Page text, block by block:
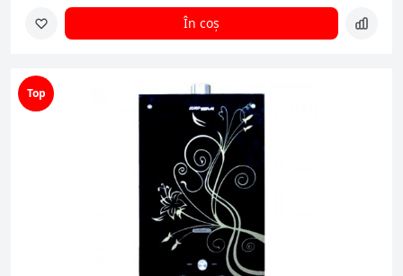
În coș
Top